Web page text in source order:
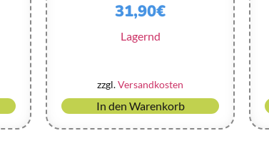
31,90€
Lagernd
zzgl.Versandkosten
In den Warenkorb